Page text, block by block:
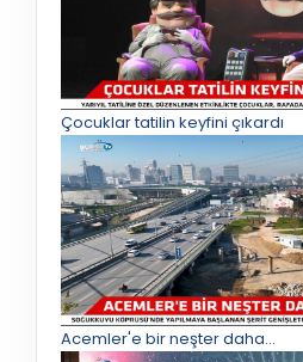
Çocuklar tatilin keyfini çıkardı
Acemler'e bir neşter daha...